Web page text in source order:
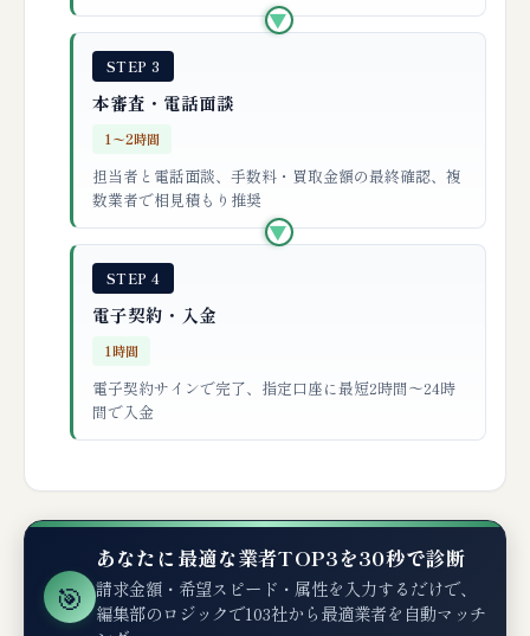
▶
STEP 3
本審査・電話面談
1〜2時間
担当者と電話面談、手数料・買取金額の最終確認、複
数業者で相見積もり推奨
▶
STEP 4
電子契約・入金
1時間
電子契約サインで完了、指定口座に最短2時間〜24時
間で入金
🎯
あなたに最適な業者TOP3を30秒で診断
請求金額・希望スピード・属性を入力するだけで、
編集部のロジックで103社から最適業者を自動マッチ